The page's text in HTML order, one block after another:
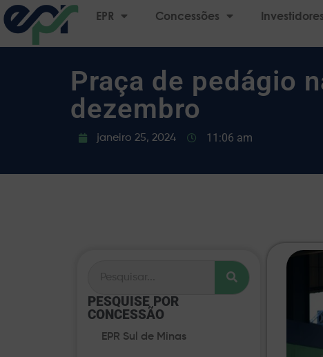
EPR Concessões Investidores
Praça de pedágio
dezembro
janeiro 25, 2024 11:06 am
PESQUISE POR
CONCESSÃO​
EPR Sul de Minas